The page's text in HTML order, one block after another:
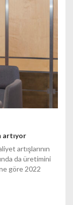
artıyor
artışlarının
da üretimini
göre 2022